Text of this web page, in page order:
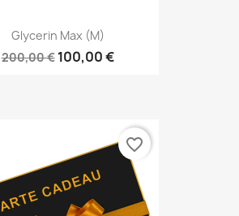
Glycerin Max (M)
200,00 € 100,00 €
favorite_border